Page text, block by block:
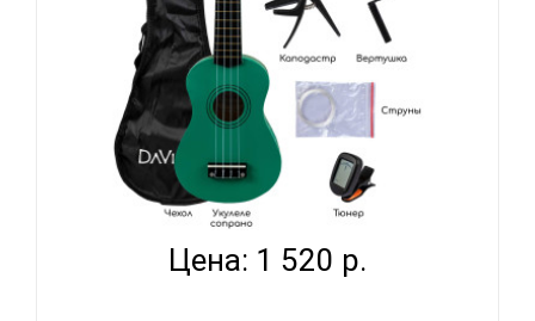
DAVINCI VINS-10EM PACK - УКУЛЕЛЕ КОМПЛЕКТ...
Цена: 1 520 р.